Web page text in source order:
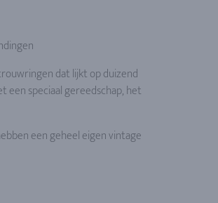
dat lijkt op duizend
een speciaal gereedschap, het
een geheel eigen vintage